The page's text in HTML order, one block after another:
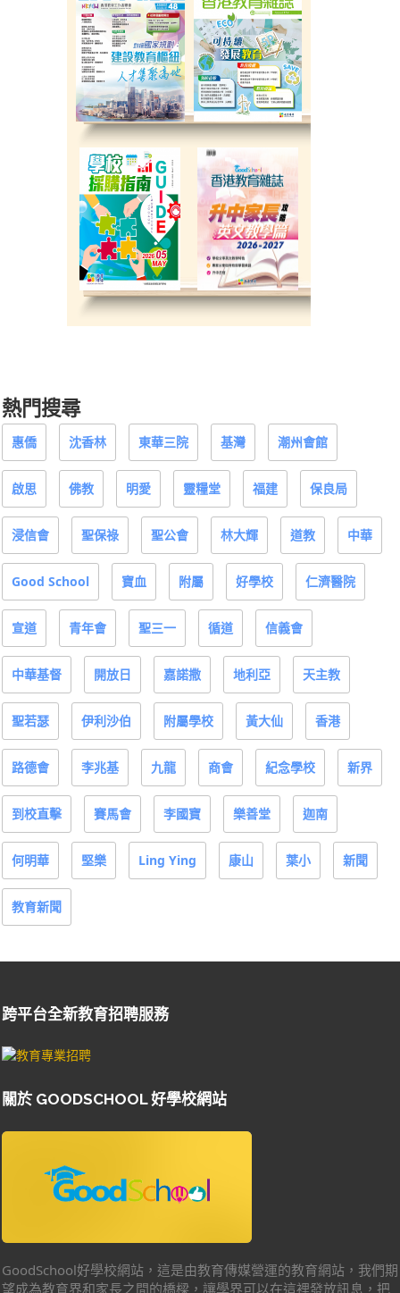
熱門搜尋
惠僑 沈香林 東華三院 基灣 潮州會館
啟思 佛教 明愛 靈糧堂 福建 保良局
浸信會 聖保祿 聖公會 林大輝 道教 中華
Good School 寶血 附屬 好學校 仁濟醫院
宣道 青年會 聖三一 循道 信義會
中華基督 開放日 嘉諾撒 地利亞 天主教
聖若瑟 伊利沙伯 附屬學校 黃大仙 香港
路德會 李兆基 九龍 商會 紀念學校 新界
到校直擊 賽馬會 李國寶 樂善堂 迦南
何明華 堅樂 Ling Ying 康山 葉小 新聞
教育新聞
跨平台全新教育招聘服務
關於 GOODSCHOOL 好學校網站
GoodSchool好學校網站，這是由教育傳媒營運的教育網站，我們期
望成為教育界和家長之間的橋樑，讓學界可以在這裡發放訊息，把